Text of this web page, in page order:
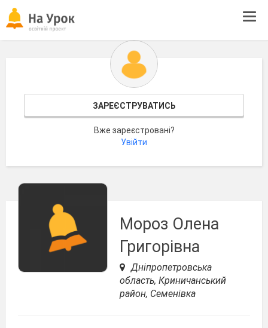
ЗАРЕЄСТРУВАТИСЬ
Вже зареєстровані?
Увійти
Мороз Олена
Григорівна
Дніпропетровська
область, Криничанський
район, Семенівка